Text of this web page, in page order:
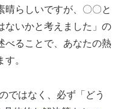
晴らしいですが、〇〇と
ないかと考えました」の
べることで、あなたの熱
。
ではなく、必ず「どう